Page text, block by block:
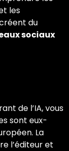
les
du
sociaux
de l’IA, vous
sont eux-
La
l’éditeur et